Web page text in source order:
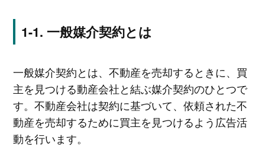
一般媒介契約とは
一般媒介契約とは、不動産を売却するときに、買
主を見つける動産会社と結ぶ媒介契約のひとつで
す。不動産会社は契約に基づいて、依頼された不
動産を売却するために買主を見つけるよう広告活
動を行います。